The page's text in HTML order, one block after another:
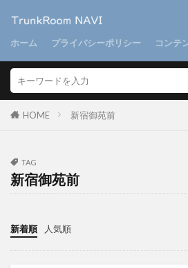
ホーム プライバシーポリシー コンテ
HOME 新宿御苑前
TAG
新宿御苑前
新着順 人気順